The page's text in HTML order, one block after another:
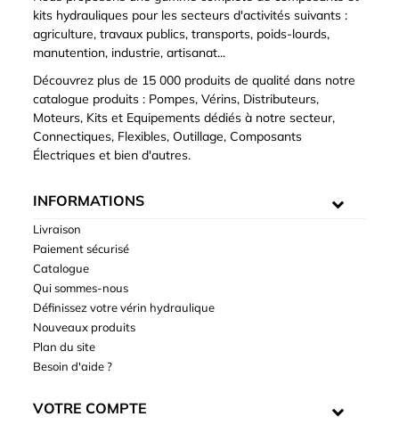
kits hydrauliques pour les secteurs d'activités suivants :
agriculture, travaux publics, transports, poids-lourds,
manutention, industrie, artisanat...
Découvrez plus de 15 000 produits de qualité dans notre
catalogue produits : Pompes, Vérins, Distributeurs,
Moteurs, Kits et Equipements dédiés à notre secteur,
Connectiques, Flexibles, Outillage, Composants
Électriques et bien d'autres.
INFORMATIONS
Livraison
Paiement sécurisé
Catalogue
Qui sommes-nous
Définissez votre vérin hydraulique
Nouveaux produits
Plan du site
Besoin d'aide ?
VOTRE COMPTE